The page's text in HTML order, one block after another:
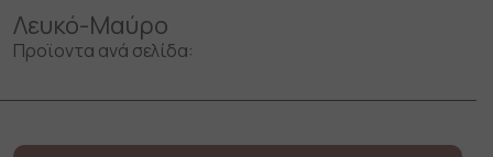
Λευκό-Μαύρο
Προϊοντα ανά σελίδα: